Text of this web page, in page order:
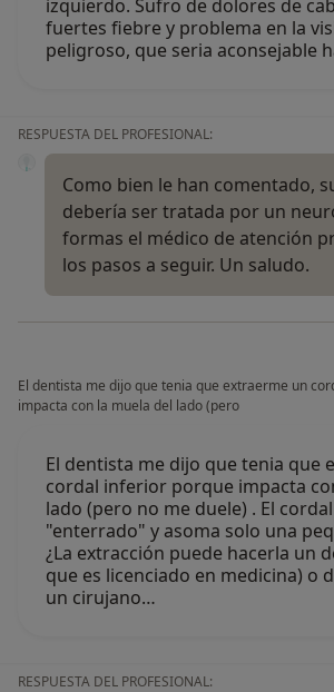
izquierdo. Sufro de dolores de
fuertes fiebre y problema en la
peligroso, que seria aconsejable
RESPUESTA DEL PROFESIONAL:
Como bien le han comentado,
debería ser tratada por un
formas el médico de atención
los pasos a seguir. Un saludo.
El dentista me dijo que tenia que extraerme un
impacta con la muela del lado (pero
El dentista me dijo que tenia que
cordal inferior porque impacta
lado (pero no me duele) . El
"enterrado" y asoma solo una
¿La extracción puede hacerla un
que es licenciado en medicina) o
un cirujano…
RESPUESTA DEL PROFESIONAL: